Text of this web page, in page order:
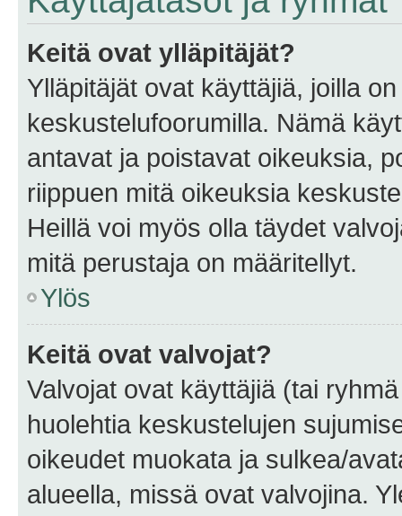
Keitä ovat ylläpitäjät?
Ylläpitäjät ovat käyttäjiä, joilla
keskustelufoorumilla. Nämä
antavat ja poistavat oikeuksia,
riippuen mitä oikeuksia
Heillä voi myös olla täydet
mitä perustaja on määritellyt.
Ylös
Keitä ovat valvojat?
Valvojat ovat käyttäjiä (tai
huolehtia keskustelujen
oikeudet muokata ja sulkea/
alueella, missä ovat valvojina.